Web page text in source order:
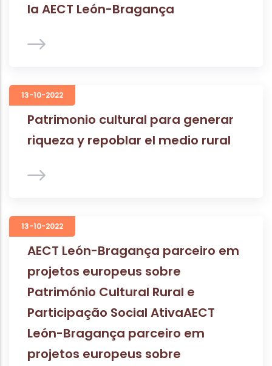
la AECT León-Bragança
13-10-2022
Patrimonio cultural para generar
riqueza y repoblar el medio rural
13-10-2022
AECT León-Bragança parceiro em
projetos europeus sobre
Património Cultural Rural e
Participação Social AtivaAECT
León-Bragança parceiro em
projetos europeus sobre